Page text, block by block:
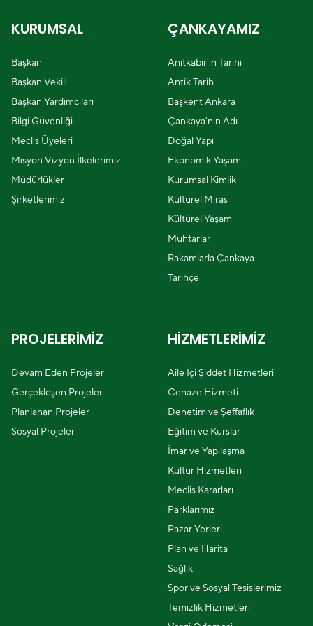
KURUMSAL
Başkan
Başkan Vekili
Başkan Yardımcıları
Bilgi Güvenliği
Meclis Üyeleri
Misyon Vizyon İlkelerimiz
Müdürlükler
Şirketlerimiz
ÇANKAYAMIZ
Anıtkabir'in Tarihi
Antik Tarih
Başkent Ankara
Çankaya'nın Adı
Doğal Yapı
Ekonomik Yaşam
Kurumsal Kimlik
Kültürel Miras
Kültürel Yaşam
Muhtarlar
Rakamlarla Çankaya
Tarihçe
PROJELERİMİZ
Devam Eden Projeler
Gerçekleşen Projeler
Planlanan Projeler
Sosyal Projeler
HİZMETLERİMİZ
Aile İçi Şiddet Hizmetleri
Cenaze Hizmeti
Denetim ve Şeffaflık
Eğitim ve Kurslar
İmar ve Yapılaşma
Kültür Hizmetleri
Meclis Kararları
Parklarımız
Pazar Yerleri
Plan ve Harita
Sağlık
Spor ve Sosyal Tesislerimiz
Temizlik Hizmetleri